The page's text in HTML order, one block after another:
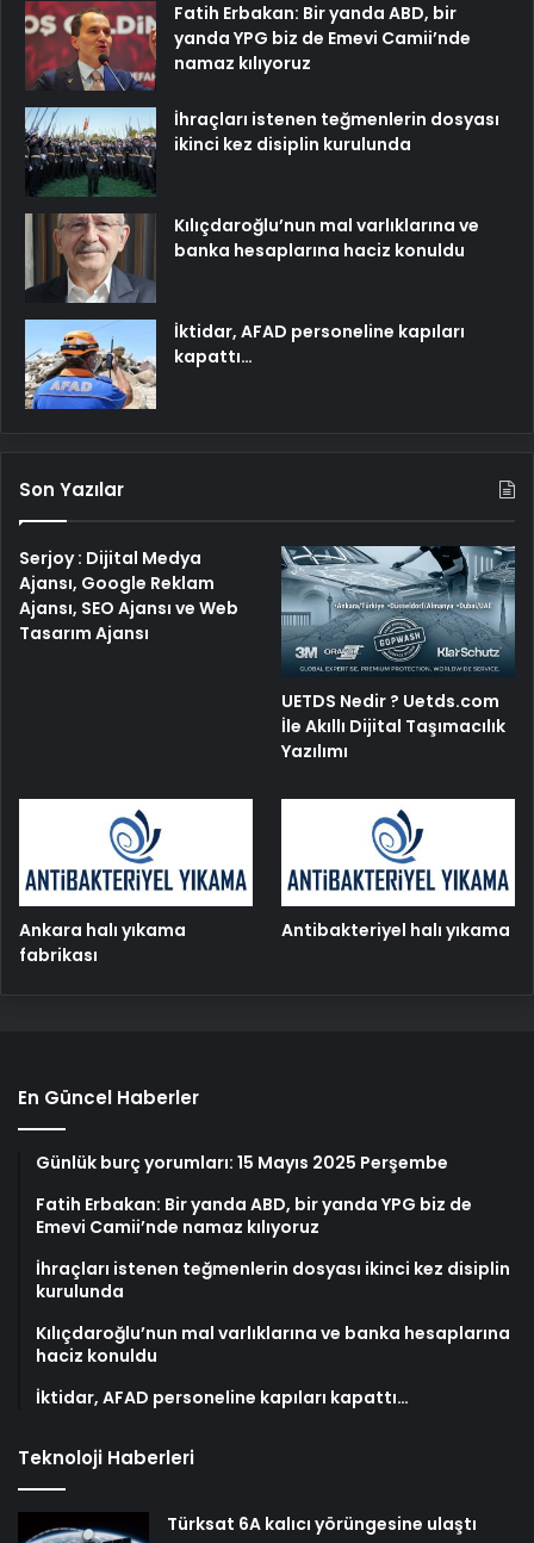
Fatih Erbakan: Bir yanda ABD, bir
yanda YPG biz de Emevi Camii’nde
namaz kılıyoruz
İhraçları istenen teğmenlerin dosyası
ikinci kez disiplin kurulunda
Kılıçdaroğlu’nun mal varlıklarına ve
banka hesaplarına haciz konuldu
İktidar, AFAD personeline kapıları
kapattı…
Son Yazılar
Serjoy : Dijital Medya
Ajansı, Google Reklam
Ajansı, SEO Ajansı ve Web
Tasarım Ajansı
UETDS Nedir ? Uetds.com
İle Akıllı Dijital Taşımacılık
Yazılımı
Ankara halı yıkama
fabrikası
Antibakteriyel halı yıkama
En Güncel Haberler
Günlük burç yorumları: 15 Mayıs 2025 Perşembe
Fatih Erbakan: Bir yanda ABD, bir yanda YPG biz de
Emevi Camii’nde namaz kılıyoruz
İhraçları istenen teğmenlerin dosyası ikinci kez disiplin
kurulunda
Kılıçdaroğlu’nun mal varlıklarına ve banka hesaplarına
haciz konuldu
İktidar, AFAD personeline kapıları kapattı…
Teknoloji Haberleri
Türksat 6A kalıcı yörüngesine ulaştı